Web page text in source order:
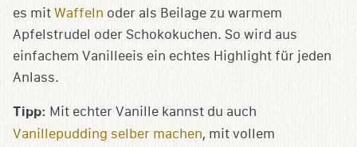
es mit Waffeln oder als Beilage zu warmem
Apfelstrudel oder Schokokuchen. So wird aus
einfachem Vanilleeis ein echtes Highlight für jeden
Anlass.
Tipp: Mit echter Vanille kannst du auch
Vanillepudding selber machen, mit vollem